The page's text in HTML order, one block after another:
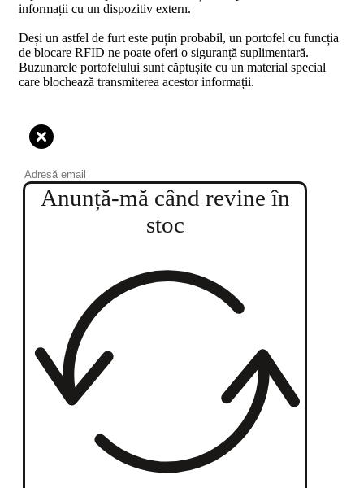
informații cu un dispozitiv extern.
Deși un astfel de furt este puțin probabil, un portofel cu funcția
de blocare RFID ne poate oferi o siguranță suplimentară.
Buzunarele portofelului sunt căptușite cu un material special
care blochează transmiterea acestor informații.
Anunță-mă când revine în
stoc